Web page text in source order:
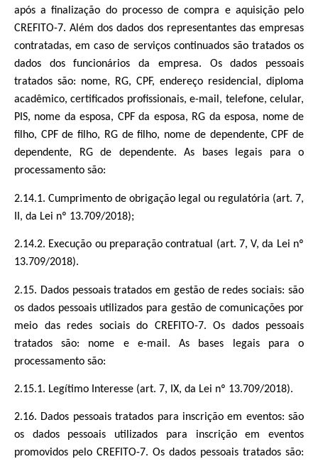
após a finalização do processo de compra e aquisição pelo
CREFITO-7. Além dos dados dos representantes das empresas
contratadas, em caso de serviços continuados são tratados os
dados dos funcionários da empresa. Os dados pessoais
tratados são: nome, RG, CPF, endereço residencial, diploma
acadêmico, certificados profissionais, e-mail, telefone, celular,
PIS, nome da esposa, CPF da esposa, RG da esposa, nome de
filho, CPF de filho, RG de filho, nome de dependente, CPF de
dependente, RG de dependente. As bases legais para o
processamento são:
2.14.1. Cumprimento de obrigação legal ou regulatória (art. 7,
II, da Lei nº 13.709/2018);
2.14.2. Execução ou preparação contratual (art. 7, V, da Lei nº
13.709/2018).
2.15. Dados pessoais tratados em gestão de redes sociais: são
os dados pessoais utilizados para gestão de comunicações por
meio das redes sociais do CREFITO-7. Os dados pessoais
tratados são: nome e e-mail. As bases legais para o
processamento são:
2.15.1. Legítimo Interesse (art. 7, IX, da Lei nº 13.709/2018).
2.16. Dados pessoais tratados para inscrição em eventos: são
os dados pessoais utilizados para inscrição em eventos
promovidos pelo CREFITO-7. Os dados pessoais tratados são: